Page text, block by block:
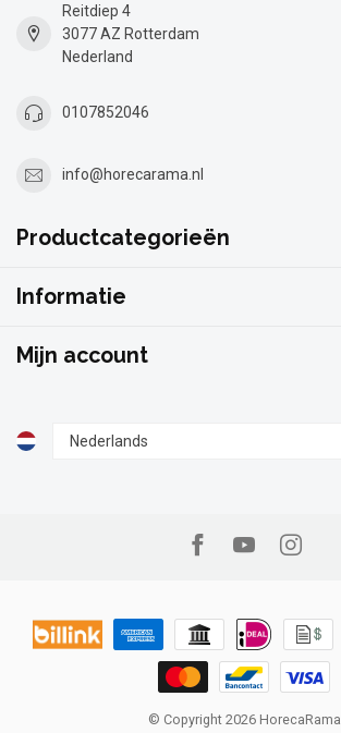
Reitdiep 4
3077 AZ Rotterdam
Nederland
0107852046
info@horecarama.nl
Productcategorieën
Informatie
Mijn account
© Copyright 2026 HorecaRama